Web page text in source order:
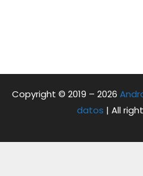
Copyright © 2019 – 2026
datos | All